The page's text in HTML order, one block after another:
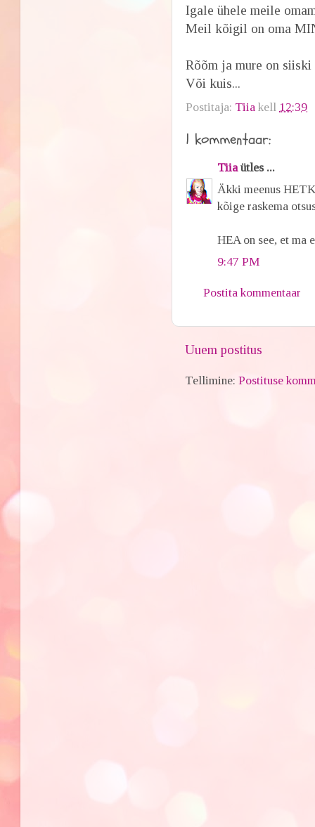
Igale ühele meile
Meil kõigil on oma
Rõõm ja mure on
Või kuis...
Postitaja: Tiia kell 12:39
1 kommentaar:
Tiiaütles ...
Äkki meenus
kõige raskema
HEA on see, et ma
9:47 PM
Postita kommentaar
Uuem postitus
Tellimine:Postituse